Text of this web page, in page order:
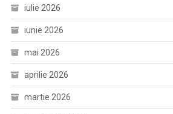
iulie 2026
iunie 2026
mai 2026
aprilie 2026
martie 2026